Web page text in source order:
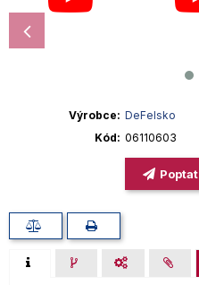
Výrobce
DeFelsko
Kód
06110603
Poptat